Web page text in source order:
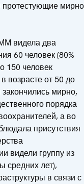
протестующие мирно
видела два
60 человек (80%
150 человек
возрасте от 50 до
мирно,
порядка
а во
присутствия
видели группу из
средних лет),
в связи с